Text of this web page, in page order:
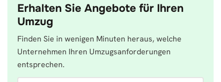
Erhalten Sie Angebote für Ihren
Umzug
Finden Sie in wenigen Minuten heraus, welche
Unternehmen Ihren Umzugsanforderungen
entsprechen.